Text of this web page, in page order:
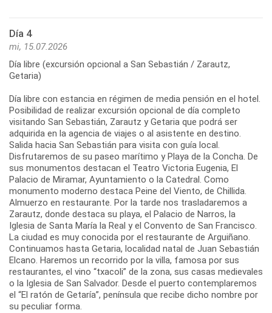
Día 4
mi, 15.07.2026
Día libre (excursión opcional a San Sebastián / Zarautz,
Getaria)
Día libre con estancia en régimen de media pensión en el hotel.
Posibilidad de realizar excursión opcional de día completo
visitando San Sebastián, Zarautz y Getaria que podrá ser
adquirida en la agencia de viajes o al asistente en destino.
Salida hacia San Sebastián para visita con guía local.
Disfrutaremos de su paseo marítimo y Playa de la Concha. De
sus monumentos destacan el Teatro Victoria Eugenia, El
Palacio de Miramar, Ayuntamiento o la Catedral. Como
monumento moderno destaca Peine del Viento, de Chillida.
Almuerzo en restaurante. Por la tarde nos trasladaremos a
Zarautz, donde destaca su playa, el Palacio de Narros, la
Iglesia de Santa María la Real y el Convento de San Francisco.
La ciudad es muy conocida por el restaurante de Arguiñano.
Continuamos hasta Getaria, localidad natal de Juan Sebastián
Elcano. Haremos un recorrido por la villa, famosa por sus
restaurantes, el vino “txacoli” de la zona, sus casas medievales
o la Iglesia de San Salvador. Desde el puerto contemplaremos
el “El ratón de Getaría”, península que recibe dicho nombre por
su peculiar forma.